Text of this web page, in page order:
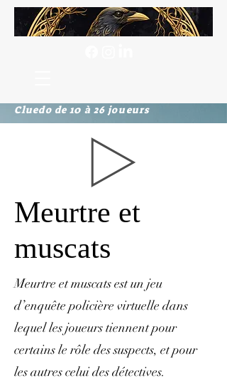
Cluedo de 10 à 26 joueurs
Meurtre et
muscats
Meurtre et muscats est un jeu
d’enquête policière virtuelle dans
lequel les joueurs tiennent pour
certains le rôle des suspects, et pour
les autres celui des détectives.